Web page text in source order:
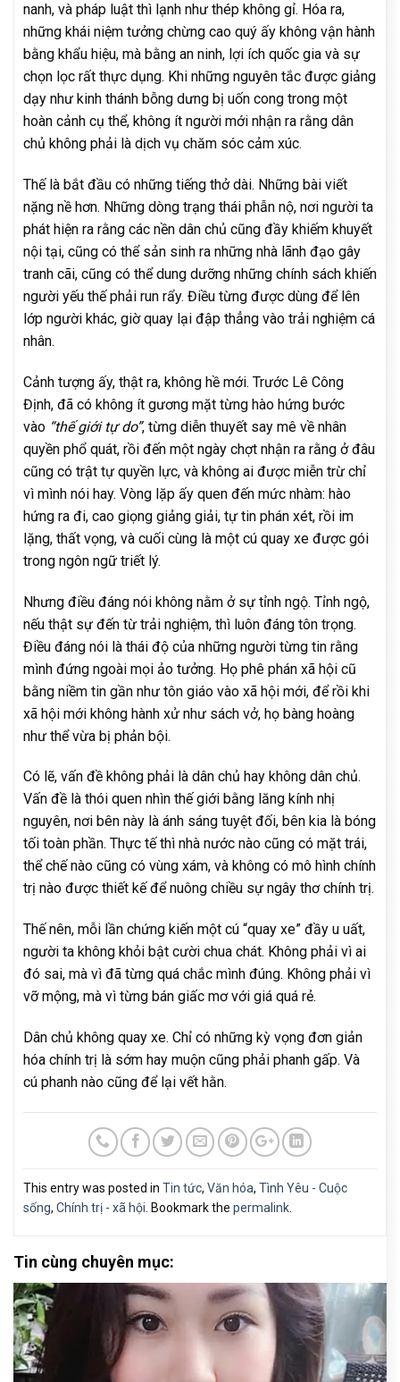
nanh, và pháp luật thì lạnh như thép không gỉ. Hóa ra,
những khái niệm tưởng chừng cao quý ấy không vận hành
bằng khẩu hiệu, mà bằng an ninh, lợi ích quốc gia và sự
chọn lọc rất thực dụng. Khi những nguyên tắc được giảng
dạy như kinh thánh bỗng dưng bị uốn cong trong một
hoàn cảnh cụ thể, không ít người mới nhận ra rằng dân
chủ không phải là dịch vụ chăm sóc cảm xúc.
Thế là bắt đầu có những tiếng thở dài. Những bài viết
nặng nề hơn. Những dòng trạng thái phẫn nộ, nơi người ta
phát hiện ra rằng các nền dân chủ cũng đầy khiếm khuyết
nội tại, cũng có thể sản sinh ra những nhà lãnh đạo gây
tranh cãi, cũng có thể dung dưỡng những chính sách khiến
người yếu thế phải run rẩy. Điều từng được dùng để lên
lớp người khác, giờ quay lại đập thẳng vào trải nghiệm cá
nhân.
Cảnh tượng ấy, thật ra, không hề mới. Trước Lê Công
Định, đã có không ít gương mặt từng hào hứng bước
vào “thế giới tự do”, từng diễn thuyết say mê về nhân
quyền phổ quát, rồi đến một ngày chợt nhận ra rằng ở đâu
cũng có trật tự quyền lực, và không ai được miễn trừ chỉ
vì mình nói hay. Vòng lặp ấy quen đến mức nhàm: hào
hứng ra đi, cao giọng giảng giải, tự tin phán xét, rồi im
lặng, thất vọng, và cuối cùng là một cú quay xe được gói
trong ngôn ngữ triết lý.
Nhưng điều đáng nói không nằm ở sự tỉnh ngộ. Tỉnh ngộ,
nếu thật sự đến từ trải nghiệm, thì luôn đáng tôn trọng.
Điều đáng nói là thái độ của những người từng tin rằng
mình đứng ngoài mọi ảo tưởng. Họ phê phán xã hội cũ
bằng niềm tin gần như tôn giáo vào xã hội mới, để rồi khi
xã hội mới không hành xử như sách vở, họ bàng hoàng
như thể vừa bị phản bội.
Có lẽ, vấn đề không phải là dân chủ hay không dân chủ.
Vấn đề là thói quen nhìn thế giới bằng lăng kính nhị
nguyên, nơi bên này là ánh sáng tuyệt đối, bên kia là bóng
tối toàn phần. Thực tế thì nhà nước nào cũng có mặt trái,
thể chế nào cũng có vùng xám, và không có mô hình chính
trị nào được thiết kế để nuông chiều sự ngây thơ chính trị.
Thế nên, mỗi lần chứng kiến một cú “quay xe” đầy u uất,
người ta không khỏi bật cười chua chát. Không phải vì ai
đó sai, mà vì đã từng quá chắc mình đúng. Không phải vì
vỡ mộng, mà vì từng bán giấc mơ với giá quá rẻ.
Dân chủ không quay xe. Chỉ có những kỳ vọng đơn giản
hóa chính trị là sớm hay muộn cũng phải phanh gấp. Và
cú phanh nào cũng để lại vết hằn.
This entry was posted in Tin tức, Văn hóa, Tình Yêu - Cuộc
sống, Chính trị - xã hội . Bookmark the permalink
Tin cùng chuyên mục: